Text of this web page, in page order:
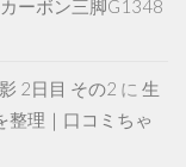
ーボン三脚G1348
2日目 その2 に 生
整理｜口コミちゃ